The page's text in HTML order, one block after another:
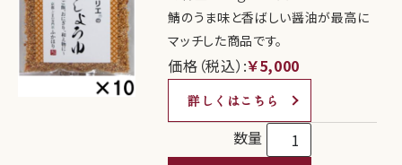
鯖のうま味と香ばしい醤油が最高に
マッチした商品です。
価格（税込）:￥5,000
詳しくはこちら
数量